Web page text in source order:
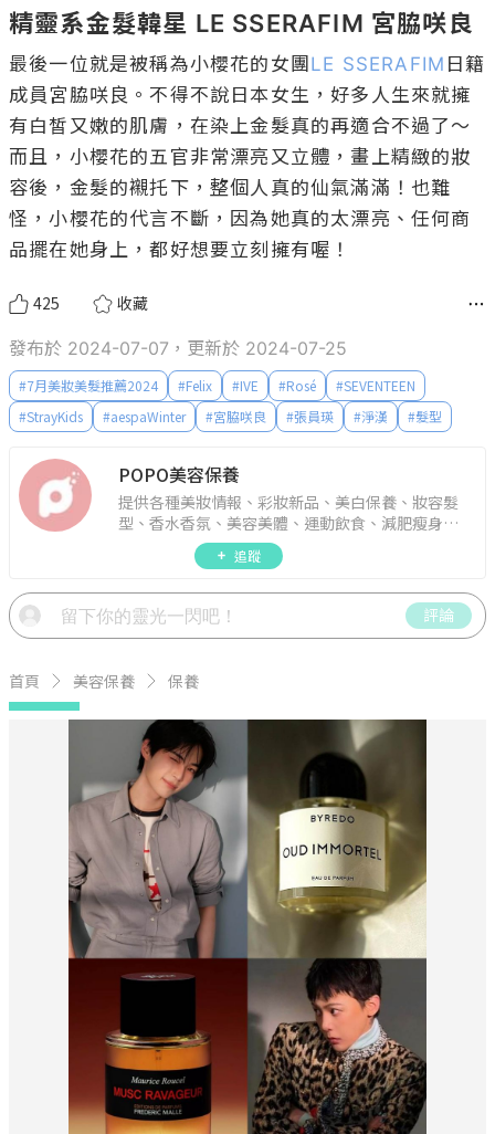
精靈系金髮韓星 LE SSERAFIM 宮脇咲良
最後一位就是被稱為小櫻花的女團 LE SSERAFIM 日籍
成員宮脇咲良。不得不說日本女生，好多人生來就擁
有白皙又嫩的肌膚，在染上金髮真的再適合不過了～
而且，小櫻花的五官非常漂亮又立體，畫上精緻的妝
容後，金髮的襯托下，整個人真的仙氣滿滿！也難
怪，小櫻花的代言不斷，因為她真的太漂亮、任何商
品擺在她身上，都好想要立刻擁有喔！
425 收藏
發布於 2024-07-07，更新於 2024-07-25
#7月美妝美髮推薦2024 #Felix #IVE #Rosé #SEVENTEEN
#StrayKids #aespaWinter #宮脇咲良 #張員瑛 #淨漢 #髮型
POPO美容保養
提供各種美妝情報、彩妝新品、美白保養、妝容髮
型、香水香氛、美容美體、運動飲食、減肥瘦身、
週年慶資訊。
追蹤
評論
首頁 美容保養 保養